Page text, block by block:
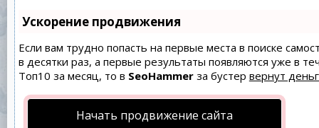
Ускорение продвижения
Если вам трудно попасть на первые места в поиске
в десятки раз, а первые результаты появляются уже в
Топ10 за месяц, то в SeoHammerза бустер вернут
Начать продвижение сайта